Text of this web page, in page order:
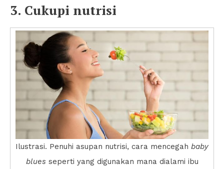
3. Cukupi nutrisi
Ilustrasi. Penuhi asupan nutrisi, cara mencegah baby
blues seperti yang digunakan mana dialami ibu